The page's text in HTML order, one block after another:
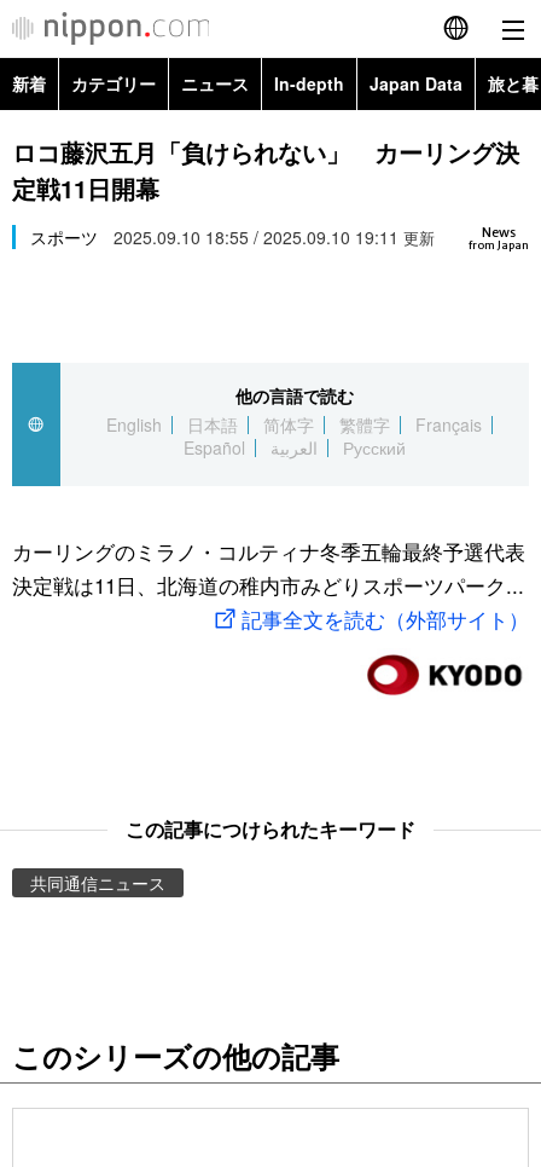
English
简体字
Русский
カテゴリー
経済・ビジネス
国際
文化
トップ
アーカイブ
In-depth
Japan Data
動画/Live
お知らせ
新着 カテゴリー ニュース In-depth Japan Data 旅と
政治・外交
経済・ビジネス
スポーツ・東京2020
Topics
ロコ藤沢五月「負けられない」 カーリング決
定戦11日開幕
News
from Japan
スポーツ 2025.09.10 18:55 / 2025.09.10 19:11 更新
他の言語で読む
English
日本語 简体字 繁體字
Français
Español
العربية Русский
カーリングのミラノ・コルティナ冬季五輪最終予選代表
決定戦は11日、北海道の稚内市みどりスポーツパーク...
記事全文を読む（外部サイト）
この記事につけられたキーワード
共同通信ニュース
このシリーズの他の記事